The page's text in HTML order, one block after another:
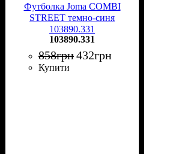
Футболка Joma COMBI
STREET темно-синя
103890.331
103890.331
858грн432грн
Купити